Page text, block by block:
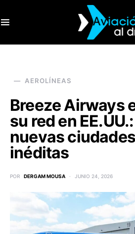
AEROLÍNEAS
Breeze Airways
su red en
nuevas
inéditas
POR DERGAM MOUSA JUNIO 24, 2026